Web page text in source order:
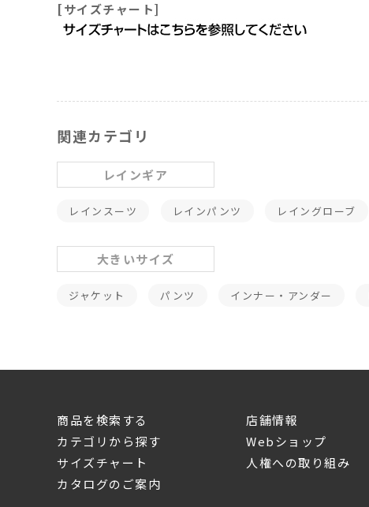
[サイズチャート]
関連カテゴリ
レインギア
レインスーツ レインパンツ レイングローブ
大きいサイズ
ジャケット パンツ インナー・アンダー
商品を検索する
カテゴリから探す
サイズチャート
カタログのご案内
店舗情報
Webショップ
人権への取り組み